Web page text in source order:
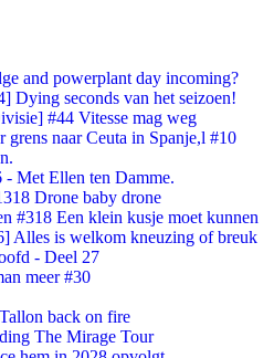
and powerplant day incoming?
Dying seconds van het seizoen!
#44 Vitesse mag weg
grens naar Ceuta in Spanje,l #10
- Met Ellen ten Damme.
Drone baby drone
#318 Een klein kusje moet kunnen
Alles is welkom kneuzing of breuk
- Deel 27
meer #30
back on fire
The Mirage Tour